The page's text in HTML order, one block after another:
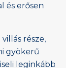
és erősen
része,
gyökerű
leginkább